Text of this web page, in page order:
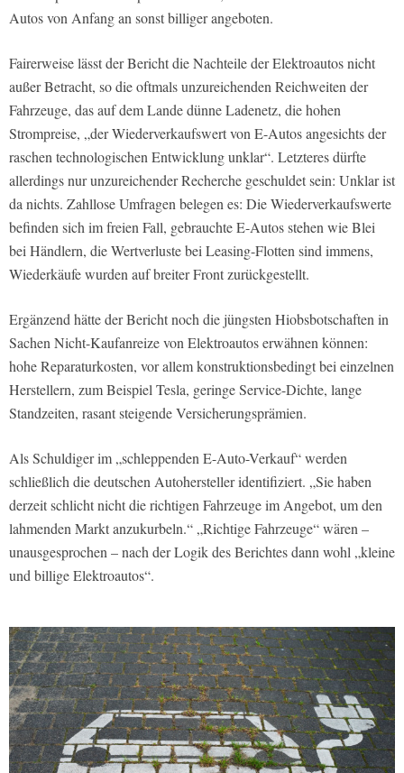
Autos von Anfang an sonst billiger angeboten.
Fairerweise lässt der Bericht die Nachteile der Elektroautos nicht
außer Betracht, so die oftmals unzureichenden Reichweiten der
Fahrzeuge, das auf dem Lande dünne Ladenetz, die hohen
Strompreise, „der Wiederverkaufswert von E-Autos angesichts der
raschen technologischen Entwicklung unklar“. Letzteres dürfte
allerdings nur unzureichender Recherche geschuldet sein: Unklar ist
da nichts. Zahllose Umfragen belegen es: Die Wiederverkaufswerte
befinden sich im freien Fall, gebrauchte E-Autos stehen wie Blei
bei Händlern, die Wertverluste bei Leasing-Flotten sind immens,
Wiederkäufe wurden auf breiter Front zurückgestellt.
Ergänzend hätte der Bericht noch die jüngsten Hiobsbotschaften in
Sachen Nicht-Kaufanreize von Elektroautos erwähnen können:
hohe Reparaturkosten, vor allem konstruktionsbedingt bei einzelnen
Herstellern, zum Beispiel Tesla, geringe Service-Dichte, lange
Standzeiten, rasant steigende Versicherungsprämien.
Als Schuldiger im „schleppenden E-Auto-Verkauf“ werden
schließlich die deutschen Autohersteller identifiziert. „Sie haben
derzeit schlicht nicht die richtigen Fahrzeuge im Angebot, um den
lahmenden Markt anzukurbeln.“ „Richtige Fahrzeuge“ wären –
unausgesprochen – nach der Logik des Berichtes dann wohl „kleine
und billige Elektroautos“.